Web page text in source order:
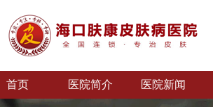
首页 医院简介 医院新闻